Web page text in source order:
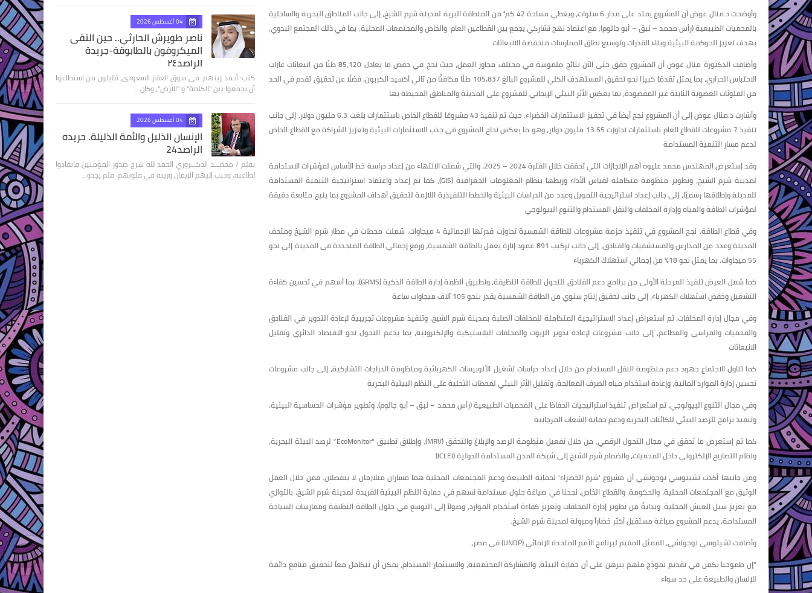
وأوضحت د.منال عوض أن المشروع يمتد على مدار 6 سنوات، ويغطي مساحة 42 كم² من المنطقة البرية لمدينة شرم الشيخ، إلى جانب المناطق البحرية والساحلية
بالمحميات الطبيعية (رأس محمد – نبق – أبو جالوم)، مع اعتماد نهج تشاركي يجمع بين القطاعين العام والخاص والمجتمعات المحلية، بما في ذلك المجتمع البدوي،
بهدف تعزيز الحوكمة البيئية وبناء القدرات وتوسيع نطاق الممارسات منخفضة الانبعاثات
وأضافت الدكتورة منال عوض أن المشروع حقق حتى الآن نتائج ملموسة في مختلف محاور العمل، حيث نجح في خفض ما يعادل 85,120 طنًا من انبعاثات غازات
الاحتباس الحراري، بما يمثل تقدمًا كبيرًا نحو تحقيق المستهدف الكلي للمشروع البالغ 105,837 طنًا مكافئًا من ثاني أكسيد الكربون، فضلًا عن تحقيق تقدم في الحد
من الملوثات العضوية الثابتة غير المقصودة، بما يعكس الأثر البيئي الإيجابي للمشروع على المدينة والمناطق المحيطة بها
وأشارت د.منال عوض إلى أن المشروع نجح أيضاً في تحفيز الاستثمارات الخضراء، حيث تم تنفيذ 43 مشروعًا للقطاع الخاص باستثمارات بلغت 6.3 مليون دولار، إلى جانب
تنفيذ 7 مشروعات للقطاع العام باستثمارات تجاوزت 13.55 مليون دولار، وهو ما يعكس نجاح المشروع في جذب الاستثمارات البيئية وتعزيز الشراكة مع القطاع الخاص
لدعم مسار التنمية المستدامة
وقد إستعرض المهندس محمد عليوه أهم الإنجازات التي تحققت خلال الفترة 2024 – 2025، والتي شملت الانتهاء من إعداد دراسة خط الأساس لمؤشرات الاستدامة
لمدينة شرم الشيخ، وتطوير منظومة متكاملة لقياس الأداء وربطها بنظام المعلومات الجغرافية (GIS)، كما تم إعداد واعتماد استراتيجية التنمية المستدامة
للمدينة وإطلاقها رسميًا، إلى جانب إعداد استراتيجية التمويل وعدد من الدراسات البيئية والخطط التنفيذية اللازمة لتحقيق أهداف المشروع بما يتيح متابعة دقيقة
لمؤشرات الطاقة والمياه وإدارة المخلفات والنقل المستدام والتنوع البيولوجي
وفي قطاع الطاقة، نجح المشروع في تنفيذ حزمة مشروعات للطاقة الشمسية تجاوزت قدرتها الإجمالية 4 ميجاوات، شملت محطات في مطار شرم الشيخ ومتحف
المدينة وعدد من المدارس والمستشفيات والفنادق، إلى جانب تركيب 891 عمود إنارة يعمل بالطاقة الشمسية، ورفع إجمالي الطاقة المتجددة في المدينة إلى نحو
55 ميجاوات، بما يمثل نحو 18% من إجمالي استهلاك الكهرباء
كما شمل العرض تنفيذ المرحلة الأولى من برنامج دعم الفنادق للتحول للطاقة النظيفة، وتطبيق أنظمة إدارة الطاقة الذكية (GRMS)، بما أسهم في تحسين كفاءة
التشغيل وخفض استهلاك الكهرباء، إلى جانب تحقيق إنتاج سنوي من الطاقة الشمسية يقدر بنحو 105 آلاف ميجاوات ساعة
وفي مجال إدارة المخلفات، تم استعراض إعداد الاستراتيجية المتكاملة للمخلفات الصلبة بمدينة شرم الشيخ، وتنفيذ مشروعات تجريبية لإعادة التدوير في الفنادق
والمحميات والمراسي والمطاعم، إلى جانب مشروعات لإعادة تدوير الزيوت والمخلفات البلاستيكية والإلكترونية، بما يدعم التحول نحو الاقتصاد الدائري وتقليل
الانبعاثات
كما تناول الاجتماع جهود دعم منظومة النقل المستدام من خلال إعداد دراسات تشغيل الأتوبيسات الكهربائية ومنظومة الدراجات التشاركية، إلى جانب مشروعات
تحسين إدارة الموارد المائية، وإعادة استخدام مياه الصرف المعالجة، وتقليل الأثر البيئي لمحطات التحلية على النظم البيئية البحرية
وفي مجال التنوع البيولوجي، تم استعراض تنفيذ استراتيجيات الحفاظ على المحميات الطبيعية (رأس محمد – نبق – أبو جالوم)، وتطوير مؤشرات الحساسية البيئية،
وتنفيذ برامج للرصد البيئي للكائنات البحرية ودعم حماية الشعاب المرجانية
كما تم إستعرض ما تحقق في مجال التحول الرقمي، من خلال تفعيل منظومة الرصد والإبلاغ والتحقق (MRV)، وإطلاق تطبيق “EcoMonitor” لرصد البيئة البحرية،
ونظام التصاريح الإلكتروني داخل المحميات، وانضمام شرم الشيخ إلى شبكة المدن المستدامة الدولية (ICLEI)
ومن جانبها أكدت تشيتوسي نوجوتشي أن مشروع 'شرم الخضراء' لحماية الطبيعة ودعم المجتمعات المحلية هما مساران متلازمان لا ينفصلان. فمن خلال العمل
الوثيق مع المجتمعات المحلية، والحكومة، والقطاع الخاص، نجحنا في صياغة حلول مستدامة تسهم في حماية النظم البيئية الفريدة لمدينة شرم الشيخ، بالتوازي
مع تعزيز سبل العيش المحلية. وبدايةً من تطوير إدارة المخلفات وتعزيز كفاءة استخدام الموارد، وصولاً إلى التوسع في حلول الطاقة النظيفة وممارسات السياحة
المستدامة، يدعم المشروع صياغة مستقبل أكثر خضاراً ومرونة لمدينة شرم الشيخ.
وأضافت تشيتوسي نوجوتشي، الممثل المقيم لبرنامج الأمم المتحدة الإنمائي (UNDP) في مصر،
"إن طموحنا يكمن في تقديم نموذج ملهم يبرهن على أن حماية البيئة، والمشاركة المجتمعية، والاستثمار المستدام، يمكن أن تتكامل معاً لتحقيق منافع دائمة
للإنسان والطبيعة على حد سواء.
04 أغسطس 2026
ناصر طويرش الحارثي.. حين التقى
الميكروفون بالطابوقة-جريدة
الراصد٢٤
كتب: أحمد زينهم في سوق العقار السعودي، قليلون من استطاعوا
أن يجمعوا بين "الكلمة" و "الأرض"، وكان…
04 أغسطس 2026
الإنسان الذليل والأمة الذليلة. جريده
الراصد24
بقلم / محمـــد الدكـــروري الحمد لله شرح صدور المؤمنين فانقادوا
لطاعته، وحبب إليهم الإيمان وزينه في قلوبهم، فلم يجدو…